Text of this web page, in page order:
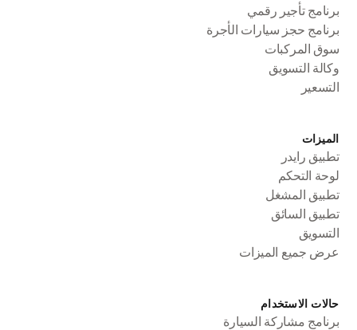
برنامج تأجير رقمي
برنامج حجز سيارات الأجرة
سوق المركبات
وكالة التسويق
التسعير
الميزات
تطبيق رايدر
لوحة التحكم
تطبيق المشغل
تطبيق السائق
التسويق
عرض جميع الميزات
حالات الاستخدام
برنامج مشاركة السيارة